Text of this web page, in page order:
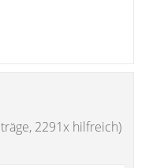
2291x hilfreich)